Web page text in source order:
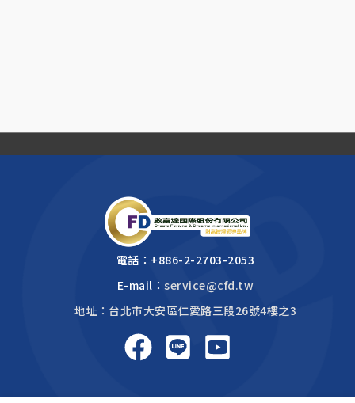
電話： +886-2-2703-2053
E-mail：service@cfd.tw
地址：台北市大安區仁愛路三段26號4樓之3